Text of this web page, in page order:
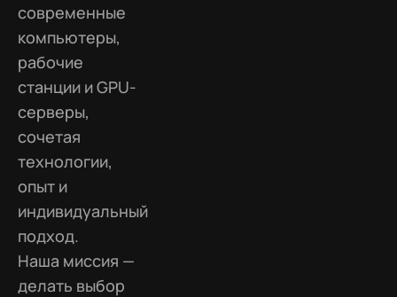
современные
компьютеры,
рабочие
станции и GPU-
серверы,
сочетая
технологии,
опыт и
индивидуальный
подход.
Наша миссия —
делать выбор